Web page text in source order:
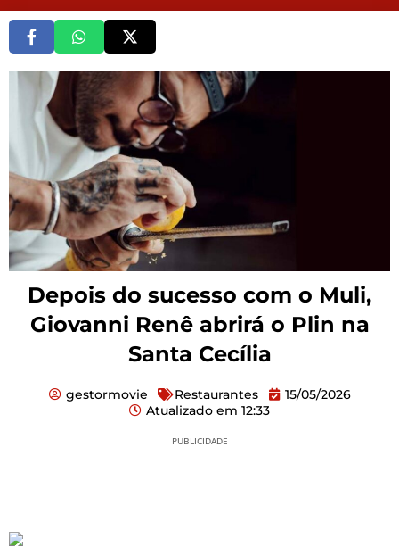
Depois do sucesso com o Muli,
Giovanni Renê abrirá o Plin na
Santa Cecília
gestormovie Restaurantes
15/05/2026
Atualizado em 12:33
PUBLICIDADE